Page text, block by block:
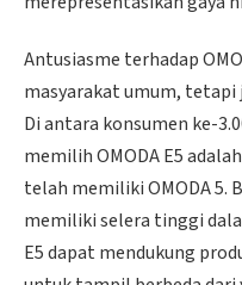
Antusiasme terhadap
masyarakat umum, tetapi
Di antara konsumen ke-
memilih OMODA E5
telah memiliki OMODA 5.
memiliki selera tinggi
E5 dapat mendukung